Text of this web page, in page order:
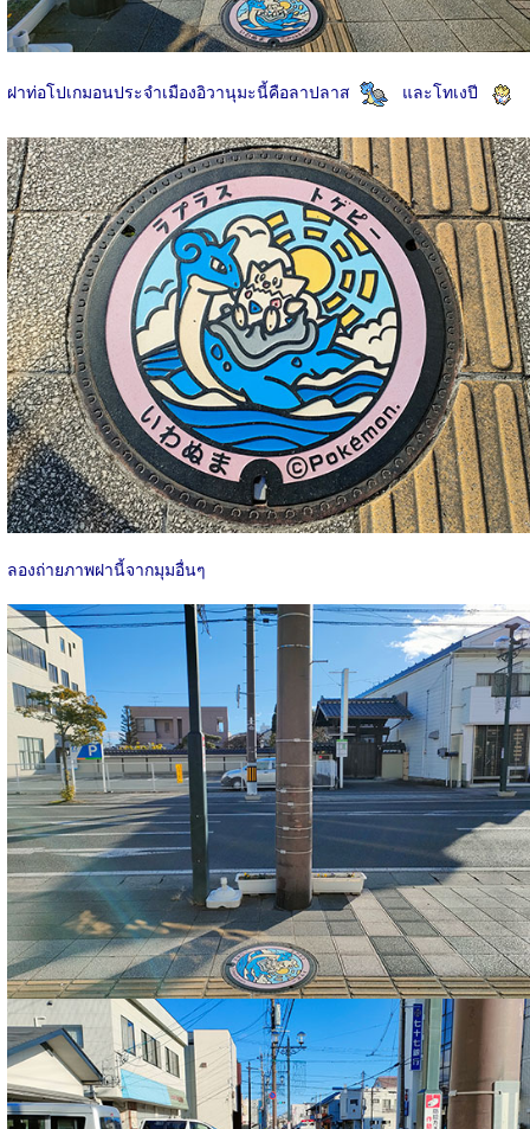
ฝาท่อโปเกมอนประจำเมืองอิวานุมะนี้คือลาปลาส และโทเงปี
ลองถ่ายภาพฝานี้จากมุมอื่นๆ